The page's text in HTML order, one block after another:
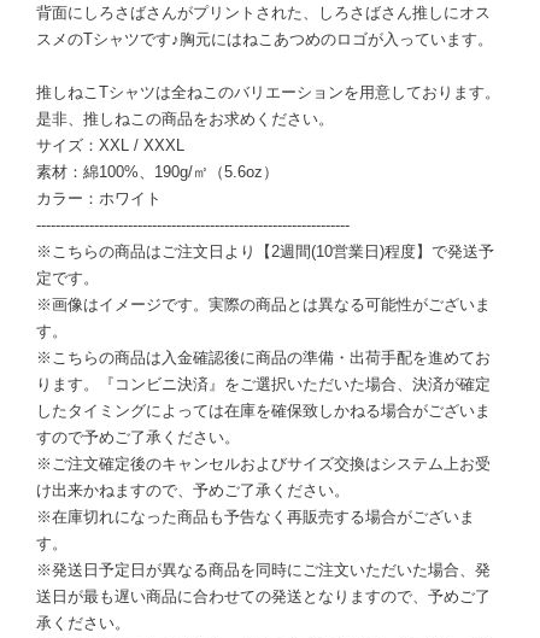
背面にしろさばさんがプリントされた、しろさばさん推しにオス
スメのTシャツです♪胸元にはねこあつめのロゴが入っています。
推しねこTシャツは全ねこのバリエーションを用意しております。
是非、推しねこの商品をお求めください。
サイズ：XXL / XXXL
素材：綿100%、190g/㎡（5.6oz）
カラー：ホワイト
-----------------------------------------------------------------
※こちらの商品はご注文日より【2週間(10営業日)程度】で発送予
定です。
※画像はイメージです。実際の商品とは異なる可能性がございま
す。
※こちらの商品は入金確認後に商品の準備・出荷手配を進めてお
ります。『コンビニ決済』をご選択いただいた場合、決済が確定
したタイミングによっては在庫を確保致しかねる場合がございま
すので予めご了承ください。
※ご注文確定後のキャンセルおよびサイズ交換はシステム上お受
け出来かねますので、予めご了承ください。
※在庫切れになった商品も予告なく再販売する場合がございま
す。
※発送日予定日が異なる商品を同時にご注文いただいた場合、発
送日が最も遅い商品に合わせての発送となりますので、予めご了
承ください。